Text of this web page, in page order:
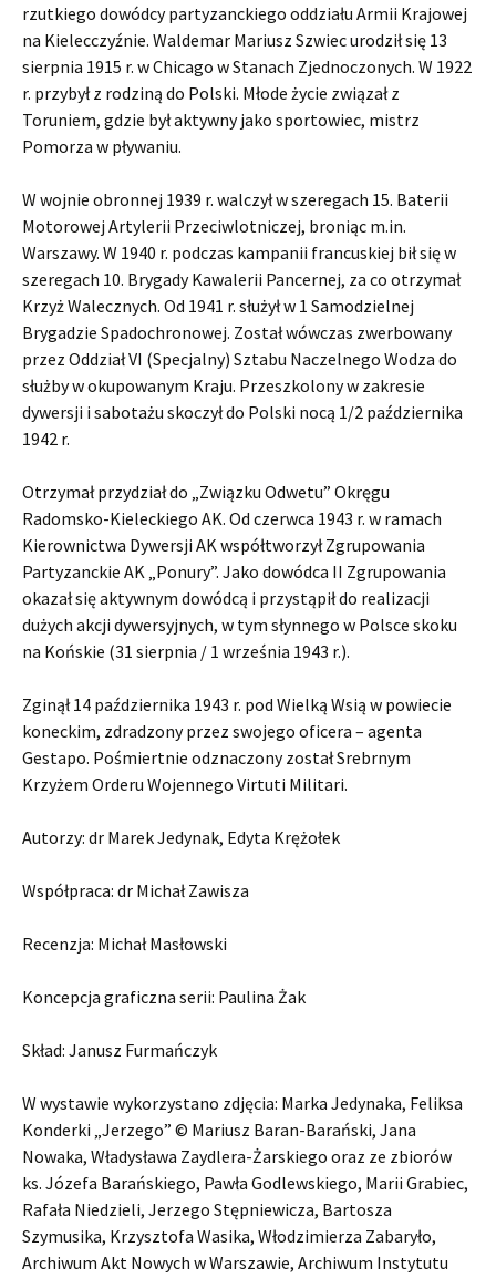
rzutkiego dowódcy partyzanckiego oddziału Armii Krajowej
na Kielecczyźnie. Waldemar Mariusz Szwiec urodził się 13
sierpnia 1915 r. w Chicago w Stanach Zjednoczonych. W 1922
r. przybył z rodziną do Polski. Młode życie związał z
Toruniem, gdzie był aktywny jako sportowiec, mistrz
Pomorza w pływaniu.
W wojnie obronnej 1939 r. walczył w szeregach 15. Baterii
Motorowej Artylerii Przeciwlotniczej, broniąc m.in.
Warszawy. W 1940 r. podczas kampanii francuskiej bił się w
szeregach 10. Brygady Kawalerii Pancernej, za co otrzymał
Krzyż Walecznych. Od 1941 r. służył w 1 Samodzielnej
Brygadzie Spadochronowej. Został wówczas zwerbowany
przez Oddział VI (Specjalny) Sztabu Naczelnego Wodza do
służby w okupowanym Kraju. Przeszkolony w zakresie
dywersji i sabotażu skoczył do Polski nocą 1/2 października
1942 r.
Otrzymał przydział do „Związku Odwetu” Okręgu
Radomsko-Kieleckiego AK. Od czerwca 1943 r. w ramach
Kierownictwa Dywersji AK współtworzył Zgrupowania
Partyzanckie AK „Ponury”. Jako dowódca II Zgrupowania
okazał się aktywnym dowódcą i przystąpił do realizacji
dużych akcji dywersyjnych, w tym słynnego w Polsce skoku
na Końskie (31 sierpnia / 1 września 1943 r.).
Zginął 14 października 1943 r. pod Wielką Wsią w powiecie
koneckim, zdradzony przez swojego oficera – agenta
Gestapo. Pośmiertnie odznaczony został Srebrnym
Krzyżem Orderu Wojennego Virtuti Militari.
Autorzy: dr Marek Jedynak, Edyta Krężołek
Współpraca: dr Michał Zawisza
Recenzja: Michał Masłowski
Koncepcja graficzna serii: Paulina Żak
Skład: Janusz Furmańczyk
W wystawie wykorzystano zdjęcia: Marka Jedynaka, Feliksa
Konderki „Jerzego” © Mariusz Baran-Barański, Jana
Nowaka, Władysława Zaydlera-Żarskiego oraz ze zbiorów
ks. Józefa Barańskiego, Pawła Godlewskiego, Marii Grabiec,
Rafała Niedzieli, Jerzego Stępniewicza, Bartosza
Szymusika, Krzysztofa Wasika, Włodzimierza Zabaryło,
Archiwum Akt Nowych w Warszawie, Archiwum Instytutu